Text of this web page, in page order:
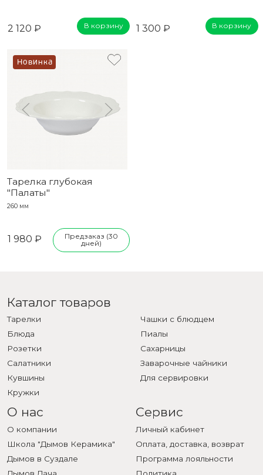
2 120 ₽ В корзину 1 300 ₽ В корзину
Новинка
Тарелка глубокая
"Палаты"
260 мм
1 980 ₽
Предзаказ (30
дней)
Каталог товаров
Тарелки
Блюда
Розетки
Салатники
Кувшины
Кружки
Чашки с блюдцем
Пиалы
Сахарницы
Заварочные чайники
Для сервировки
О нас
О компании
Школа "Дымов Керамика"
Дымов в Суздале
Сервис
Личный кабинет
Оплата, доставка, возврат
Программа лояльности